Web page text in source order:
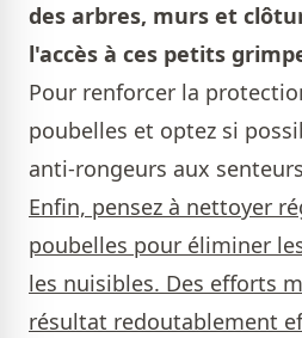
des arbres, murs et
l'accès à ces petits
Pour renforcer la
poubelles et optez si
anti-rongeurs aux
Enfin, pensez à nettoyer
poubelles pour éliminer
les nuisibles. Des efforts
résultat redoutablement